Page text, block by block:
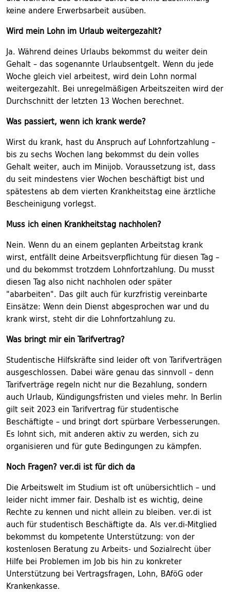
keine andere Erwerbsarbeit ausüben.
Wird mein Lohn im Urlaub weitergezahlt?
Ja. Während deines Urlaubs bekommst du weiter dein
Gehalt – das sogenannte Urlaubsentgelt. Wenn du jede
Woche gleich viel arbeitest, wird dein Lohn normal
weitergezahlt. Bei unregelmäßigen Arbeitszeiten wird der
Durchschnitt der letzten 13 Wochen berechnet.
Was passiert, wenn ich krank werde?
Wirst du krank, hast du Anspruch auf Lohnfortzahlung –
bis zu sechs Wochen lang bekommst du dein volles
Gehalt weiter, auch im Minijob. Voraussetzung ist, dass
du seit mindestens vier Wochen beschäftigt bist und
spätestens ab dem vierten Krankheitstag eine ärztliche
Bescheinigung vorlegst.
Muss ich einen Krankheitstag nachholen?
Nein. Wenn du an einem geplanten Arbeitstag krank
wirst, entfällt deine Arbeitsverpflichtung für diesen Tag –
und du bekommst trotzdem Lohnfortzahlung. Du musst
diesen Tag also nicht nachholen oder später
"abarbeiten". Das gilt auch für kurzfristig vereinbarte
Einsätze: Wenn dein Dienst abgesprochen war und du
krank wirst, steht dir die Lohnfortzahlung zu.
Was bringt mir ein Tarifvertrag?
Studentische Hilfskräfte sind leider oft von Tarifverträgen
ausgeschlossen. Dabei wäre genau das sinnvoll – denn
Tarifverträge regeln nicht nur die Bezahlung, sondern
auch Urlaub, Kündigungsfristen und vieles mehr. In Berlin
gilt seit 2023 ein Tarifvertrag für studentische
Beschäftigte – und bringt dort spürbare Verbesserungen.
Es lohnt sich, mit anderen aktiv zu werden, sich zu
organisieren und für gute Bedingungen zu kämpfen.
Noch Fragen? ver.di ist für dich da
Die Arbeitswelt im Studium ist oft unübersichtlich – und
leider nicht immer fair. Deshalb ist es wichtig, deine
Rechte zu kennen und nicht allein zu bleiben. ver.di ist
auch für studentisch Beschäftigte da. Als ver.di-Mitglied
bekommst du kompetente Unterstützung: von der
kostenlosen Beratung zu Arbeits- und Sozialrecht über
Hilfe bei Problemen im Job bis hin zu konkreter
Unterstützung bei Vertragsfragen, Lohn, BAföG oder
Krankenkasse.